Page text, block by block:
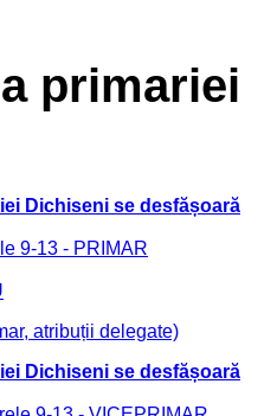
primariei
Dichiseni se desfășoară
9-13 - PRIMAR
atribuții delegate)
Dichiseni se desfășoară